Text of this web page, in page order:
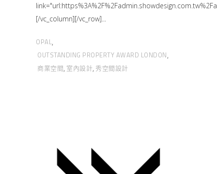
[/vc_column][/vc_row]
OPAL,
OUTSTANDING PROPERTY AWARD LONDON,
商業空間, 室內設計, 秀空間設計